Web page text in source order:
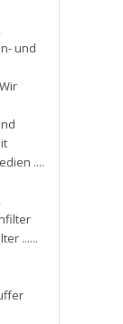
,
und
Wir
....
,
......